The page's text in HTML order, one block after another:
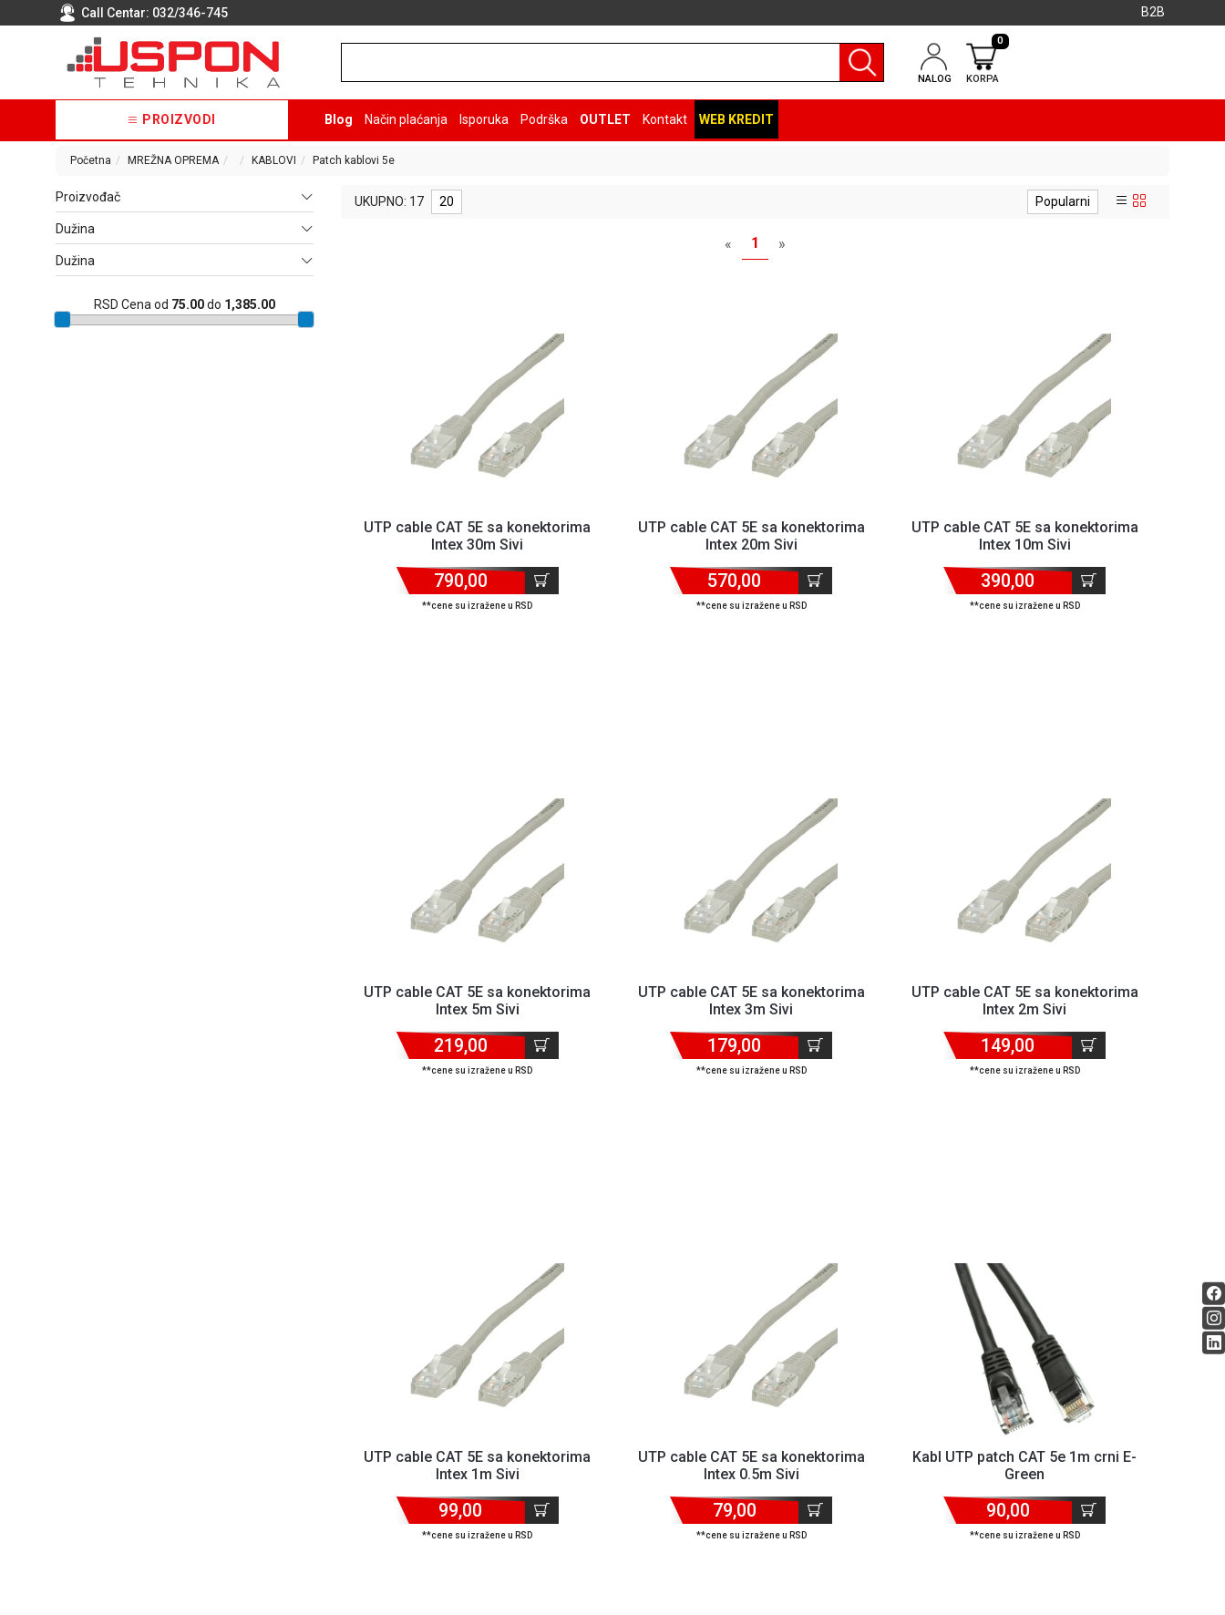
Call Centar: 032/346-745 B2B
NALOG KORPA
0
PROIZVODI Blog Način plaćanja Isporuka Podrška OUTLET Kontakt WEB KREDIT
Početna MREŽNA OPREMA KABLOVI Patch kablovi 5e
Proizvođač
Dužina
Dužina
RSD Cena od 75.00do 1,385.00
UKUPNO: 17 20 Popularni
« 1 »
UTP cable CAT 5E sa konektorima
Intex 30m Sivi
790,00
**cene su izražene u RSD
UTP cable CAT 5E sa konektorima
Intex 20m Sivi
570,00
**cene su izražene u RSD
UTP cable CAT 5E sa konektorima
Intex 10m Sivi
390,00
**cene su izražene u RSD
UTP cable CAT 5E sa konektorima
Intex 5m Sivi
219,00
**cene su izražene u RSD
UTP cable CAT 5E sa konektorima
Intex 3m Sivi
179,00
**cene su izražene u RSD
UTP cable CAT 5E sa konektorima
Intex 2m Sivi
149,00
**cene su izražene u RSD
UTP cable CAT 5E sa konektorima
Intex 1m Sivi
99,00
**cene su izražene u RSD
UTP cable CAT 5E sa konektorima
Intex 0.5m Sivi
79,00
**cene su izražene u RSD
Kabl UTP patch CAT 5e 1m crni E-
Green
90,00
**cene su izražene u RSD